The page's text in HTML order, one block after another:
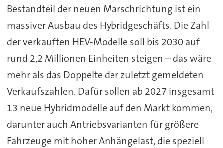
Bestandteil der neuen Marschrichtung ist ein
massiver Ausbau des Hybridgeschäfts. Die Zahl
der verkauften HEV-Modelle soll bis 2030 auf
rund 2,2 Millionen Einheiten steigen – das wäre
mehr als das Doppelte der zuletzt gemeldeten
Verkaufszahlen. Dafür sollen ab 2027 insgesamt
13 neue Hybridmodelle auf den Markt kommen,
darunter auch Antriebsvarianten für größere
Fahrzeuge mit hoher Anhängelast, die speziell